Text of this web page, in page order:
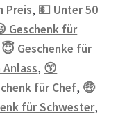
Preis, 💵 Unter 50
Geschenk für
😇 Geschenke für
, 😙
für Chef, 🤑
für Schwester,